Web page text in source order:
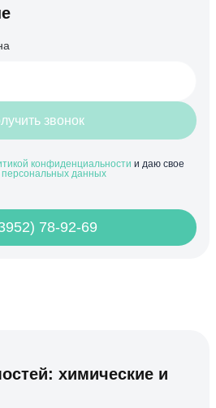
звонок
конфиденциальности и даю свое
персональных данных
78-92-69
химические и